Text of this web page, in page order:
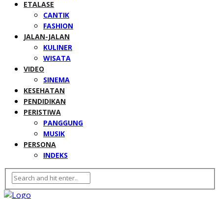
ETALASE
CANTIK
FASHION
JALAN-JALAN
KULINER
WISATA
VIDEO
SINEMA
KESEHATAN
PENDIDIKAN
PERISTIWA
PANGGUNG
MUSIK
PERSONA
INDEKS